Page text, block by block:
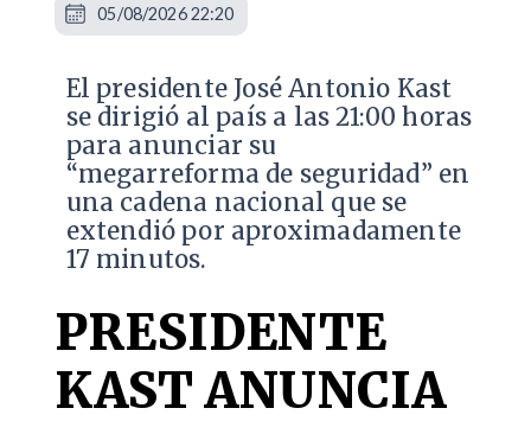
El presidente José Antonio Kast
se dirigió al país a las 21:00 horas
para anunciar su
“megarreforma de seguridad” en
una cadena nacional que se
extendió por aproximadamente
17 minutos.
PRESIDENTE
KAST ANUNCIA
05/08/2026 22:20